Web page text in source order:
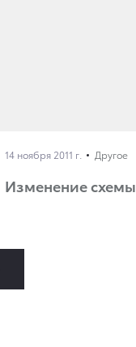
14 ноября 2011 г. Другое
Изменение